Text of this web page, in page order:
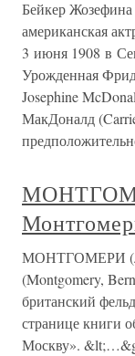
Бейкер
американская
3 июня 1908 в
Урожденная
Josephine
МакДоналд
МОНТГОМЕРИ
(Montgomery,
британский
странице книги
Москву».